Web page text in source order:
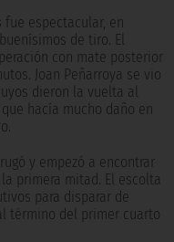
espectacular, en
de tiro. El
con mate posterior
Joan Peñarroya se vio
dieron la vuelta al
hacía mucho daño en
y empezó a encontrar
primera mitad. El escolta
para disparar de
término del primer cuarto